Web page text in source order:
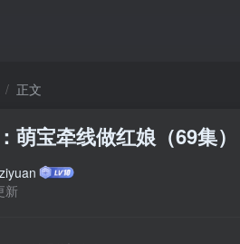
正文
萌宝牵线做红娘（69集）
新